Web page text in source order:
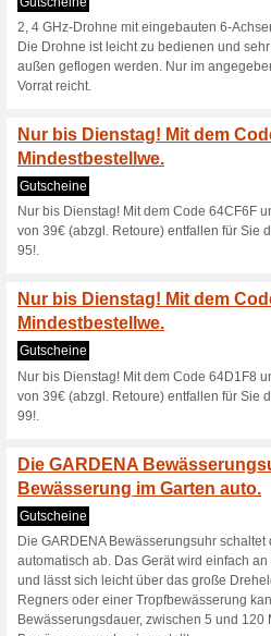
Retoure)
Dieser
Gutscheine
Dieser
zum mobilen
konzipiert und
2 Geräten